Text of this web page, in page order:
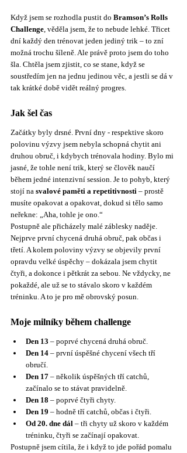
Když jsem se rozhodla pustit do Bramson’s Rolls
Challenge , věděla jsem, že to nebude lehké. Třicet
dní každý den trénovat jeden jediný trik – to zní
možná trochu šíleně. Ale právě proto jsem do toho
šla. Chtěla jsem zjistit, co se stane, když se
soustředím jen na jednu jedinou věc, a jestli se dá v
tak krátké době vidět reálný progres.
Jak šel čas
Začátky byly drsné. První dny - respektive skoro
polovinu výzvy jsem nebyla schopná chytit ani
druhou obruč, i kdybych trénovala hodiny. Bylo mi
jasné, že tohle není trik, který se člověk naučí
během jedné intenzivní session. Je to pohyb, který
stojí na svalové paměti a repetitivnosti – prostě
musíte opakovat a opakovat, dokud si tělo samo
neřekne: „Aha, tohle je ono.“
Postupně ale přicházely malé záblesky naděje.
Nejprve první chycená druhá obruč, pak občas i
třetí. A kolem poloviny výzvy se objevily první
opravdu velké úspěchy – dokázala jsem chytit
čtyři, a dokonce i pětkrát za sebou. Ne vždycky, ne
pokaždé, ale už se to stávalo skoro v každém
tréninku. A to je pro mě obrovský posun.
Moje milníky během challenge
Den 13 – poprvé chycená druhá obruč.
Den 14 – první úspěšné chycení všech tří
obručí.
Den 17 – několik úspěšných tří catchů,
začínalo se to stávat pravidelně.
Den 18 – poprvé čtyři chyty.
Den 19 – hodně tří catchů, občas i čtyři.
Od 20. dne dál – tři chyty už skoro v každém
tréninku, čtyři se začínají opakovat.
Postupně jsem cítila, že i když to jde pořád pomalu